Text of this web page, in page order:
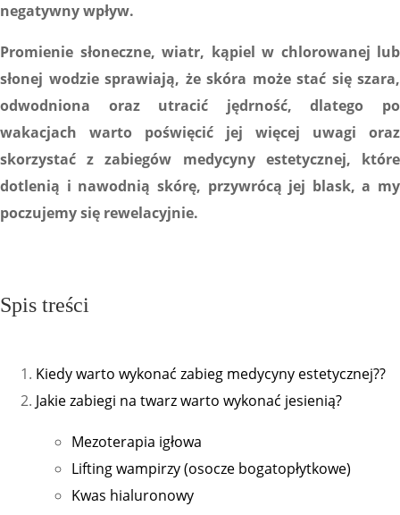
negatywny wpływ.
Promienie słoneczne, wiatr, kąpiel w chlorowanej lub
słonej wodzie sprawiają, że skóra może stać się szara,
odwodniona oraz utracić jędrność, dlatego po
wakacjach warto poświęcić jej więcej uwagi oraz
skorzystać z zabiegów medycyny estetycznej, które
dotlenią i nawodnią skórę, przywrócą jej blask, a my
poczujemy się rewelacyjnie.
Spis treści
Kiedy warto wykonać zabieg medycyny estetycznej??
Jakie zabiegi na twarz warto wykonać jesienią?
Mezoterapia igłowa
Lifting wampirzy (osocze bogatopłytkowe)
Kwas hialuronowy